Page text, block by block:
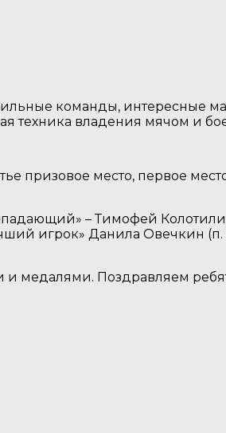
команды, интересные
техника владения мячом и
призовое место, первое
– Тимофей
игрок» Данила Овечкин
медалями. Поздравляем